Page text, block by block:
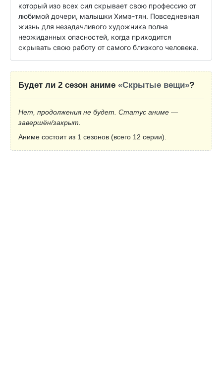
который изо всех сил скрывает свою профессию от
любимой дочери, малышки Химэ-тян. Повседневная
жизнь для незадачливого художника полна
неожиданных опасностей, когда приходится
скрывать свою работу от самого близкого человека.
Будет ли 2 сезон аниме «Скрытые вещи»?
Нет, продолжения не будет. Статус аниме —
завершён/закрыт.
Аниме состоит из 1 сезонов (всего 12 серии).